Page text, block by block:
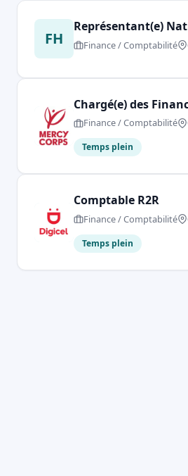
FH
Représentant(e)
Finance / Comptabilité
Chargé(e) des
Finance / Comptabilité
Temps plein
Comptable R2R
Finance / Comptabilité
Temps plein